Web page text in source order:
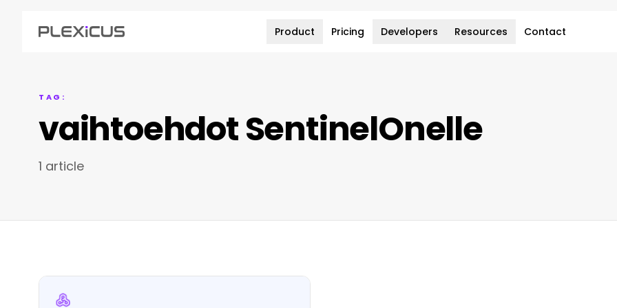
Product Pricing Developers Resources Contact
TAG:
vaihtoehdot SentinelOnelle
1 article